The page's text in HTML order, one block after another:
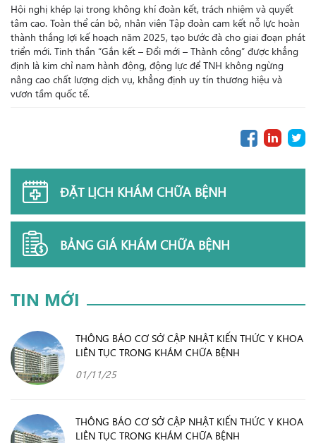
Hội nghị khép lại trong không khí đoàn kết, trách nhiệm và quyết
tâm cao. Toàn thể cán bộ, nhân viên Tập đoàn cam kết nỗ lực hoàn
thành thắng lợi kế hoạch năm 2025, tạo bước đà cho giai đoạn phát
triển mới. Tinh thần “Gắn kết – Đổi mới – Thành công” được khẳng
định là kim chỉ nam hành động, động lực để TNH không ngừng
nâng cao chất lượng dịch vụ, khẳng định uy tín thương hiệu và
vươn tầm quốc tế.
ĐẶT LỊCH KHÁM CHỮA BỆNH
BẢNG GIÁ KHÁM CHỮA BỆNH
TIN MỚI
THÔNG BÁO CƠ SỞ CẬP NHẬT KIẾN THỨC Y KHOA
LIÊN TỤC TRONG KHÁM CHỮA BỆNH
01/11/25
THÔNG BÁO CƠ SỞ CẬP NHẬT KIẾN THỨC Y KHOA
LIÊN TỤC TRONG KHÁM CHỮA BỆNH